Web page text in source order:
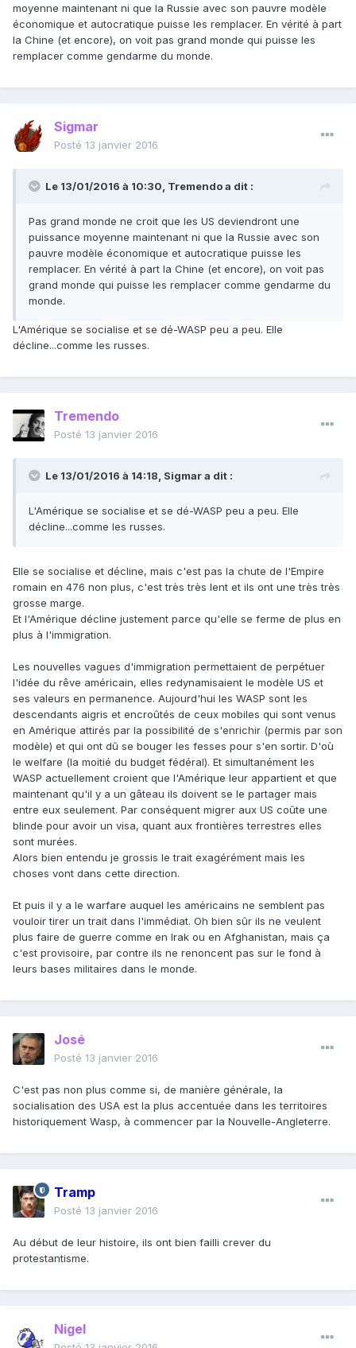
moyenne maintenant ni que la Russie avec son pauvre modèle
économique et autocratique puisse les remplacer. En vérité à part
la Chine (et encore), on voit pas grand monde qui puisse les
remplacer comme gendarme du monde.
Sigmar
Posté 13 janvier 2016
Le 13/01/2016 à 10:30, Tremendo a dit :
Pas grand monde ne croit que les US deviendront une
puissance moyenne maintenant ni que la Russie avec son
pauvre modèle économique et autocratique puisse les
remplacer. En vérité à part la Chine (et encore), on voit pas
grand monde qui puisse les remplacer comme gendarme du
monde.
L'Amérique se socialise et se dé-WASP peu a peu. Elle
décline...comme les russes.
Tremendo
Posté 13 janvier 2016
Le 13/01/2016 à 14:18, Sigmar a dit :
L'Amérique se socialise et se dé-WASP peu a peu. Elle
décline...comme les russes.
Elle se socialise et décline, mais c'est pas la chute de l'Empire
romain en 476 non plus, c'est très très lent et ils ont une très très
grosse marge.
Et l'Amérique décline justement parce qu'elle se ferme de plus en
plus à l'immigration.
Les nouvelles vagues d'immigration permettaient de perpétuer
l'idée du rêve américain, elles redynamisaient le modèle US et
ses valeurs en permanence. Aujourd'hui les WASP sont les
descendants aigris et encroûtés de ceux mobiles qui sont venus
en Amérique attirés par la possibilité de s'enrichir (permis par son
modèle) et qui ont dû se bouger les fesses pour s'en sortir. D'où
le welfare (la moitié du budget fédéral). Et simultanément les
WASP actuellement croient que l'Amérique leur appartient et que
maintenant qu'il y a un gâteau ils doivent se le partager mais
entre eux seulement. Par conséquent migrer aux US coûte une
blinde pour avoir un visa, quant aux frontières terrestres elles
sont murées.
Alors bien entendu je grossis le trait exagérément mais les
choses vont dans cette direction.
Et puis il y a le warfare auquel les américains ne semblent pas
vouloir tirer un trait dans l'immédiat. Oh bien sûr ils ne veulent
plus faire de guerre comme en Irak ou en Afghanistan, mais ça
c'est provisoire, par contre ils ne renoncent pas sur le fond à
leurs bases militaires dans le monde.
José
Posté 13 janvier 2016
C'est pas non plus comme si, de manière générale, la
socialisation des USA est la plus accentuée dans les territoires
historiquement Wasp, à commencer par la Nouvelle-Angleterre.
Tramp
Posté 13 janvier 2016
Au début de leur histoire, ils ont bien failli crever du
protestantisme.
Nigel